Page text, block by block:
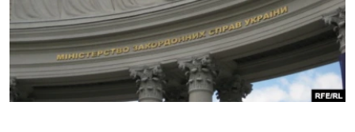
ДЕПОРТАЦІЯ
ВІДЕОУРОКИ «ELIFBE»
СВІДЧЕННЯ ОКУПАЦІЇ
УКРАЇНСЬКА ПРОБЛЕМА КРИМУ
ЯК ОБІЙТИ БЛОКУВАННЯ
Русский
Qırımtatar